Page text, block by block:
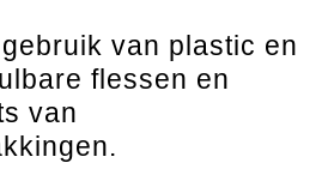
van plastic en
flessen en
van